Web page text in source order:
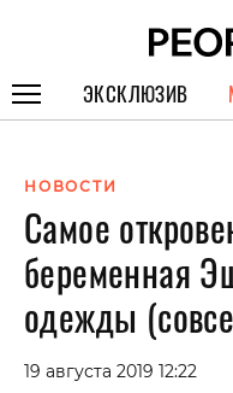
ЭКСКЛЮЗИВ
СПЕЦПРОЕКТЫ
ИНТЕРВЬЮ
ПОКОЛЕНИЕ
НОВОСТИ
Самое
беременная
одежды
19 августа 2019 12:22